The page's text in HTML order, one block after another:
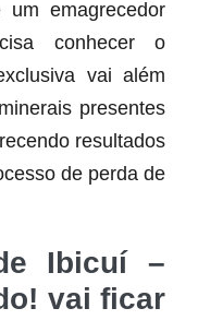
emagrecedor
conhecer o
vai além
presentes
resultados
de perda de
Ibicuí –
vai ficar